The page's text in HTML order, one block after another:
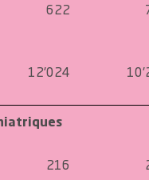
622
12'024
216